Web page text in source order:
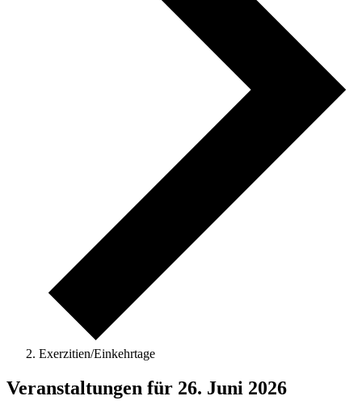
Exerzitien/Einkehrtage
Veranstaltungen für 26. Juni 2026